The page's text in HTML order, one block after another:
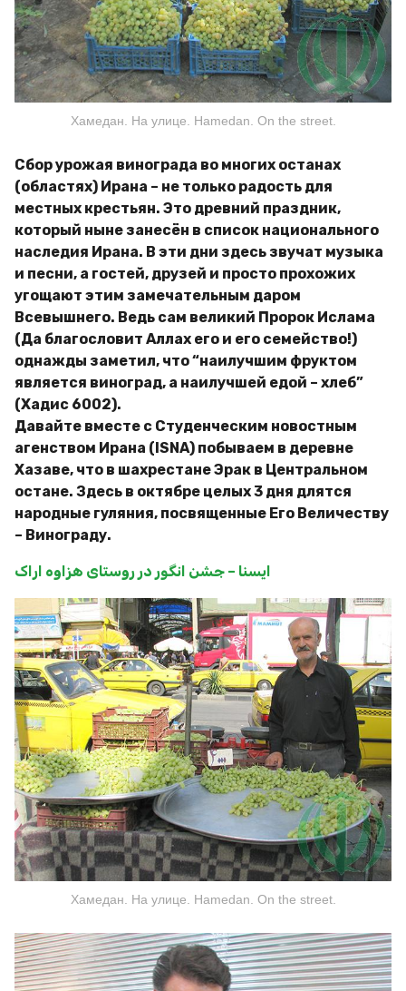
Хамедан. На улице. Hamedan. On the street.
Сбор урожая винограда во многих останах
(областях) Ирана – не только радость для
местных крестьян. Это древний праздник,
который ныне занесён в список национального
наследия Ирана. В эти дни здесь звучат музыка
и песни, а гостей, друзей и просто прохожих
угощают этим замечательным даром
Всевышнего. Ведь сам великий Пророк Ислама
(Да благословит Аллах его и его семейство!)
однажды заметил, что “наилучшим фруктом
является виноград, а наилучшей едой – хлеб”
(Хадис 6002).
Давайте вместе с Студенческим новостным
агенством Ирана (ISNA) побываем в деревне
Хазаве, что в шахрестане Эрак в Центральном
остане. Здесь в октябре целых 3 дня длятся
народные гуляния, посвященные Его Величеству
– Винограду.
ایسنا – جشن انگور در روستای هزاوه اراک
Хамедан. На улице. Hamedan. On the street.